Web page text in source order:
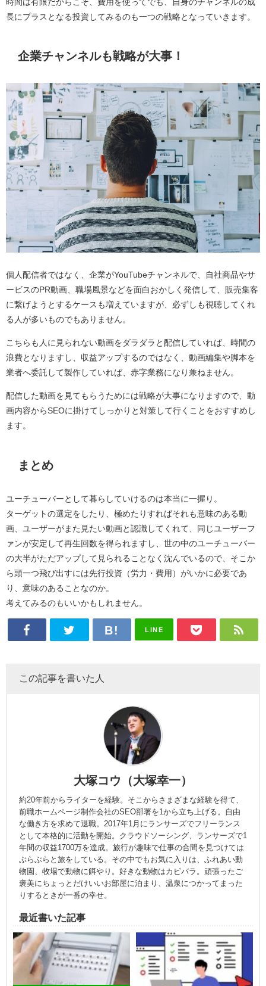
時間は有限だからこそ、費用を使ってでも、自身のチャンネルの成
長にプラスとなる投資してみるのも一つの戦略となっていきます。
企業チャンネルも戦略が大事！
個人配信者ではなく、企業がYouTubeチャンネルで、自社商品やサ
ービスのPR動画、職場風景などを面白おかしく発信して、販売集客
に繋げようとするケースも増えていますが、必ずしも視聴してくれ
る人が多いものでもありません。
こちらも人に見られない動画をダラダラと配信していれば、時間の
浪費となりますし、収益アップするのではなく、動画編集や脚本を
業者へ委託して製作していれば、赤字業務になり兼ねません。
配信した動画を見てもらうためには戦略が大事になりますので、動
画内容からSEOに掛けてしっかりと対策して行くことをおすすめし
ます。
まとめ
ユーチューバーとして暮らしていけるのは本当に一握り。
ターゲットの選定をしたり、極めたりすればそれも意味のある動
画、ユーザーがまた見たい動画と認識してくれて、同じユーザーフ
ァンが安定して再生回数を得られますし、世の中のユーチューバー
の大半がただアップして見られることなく沈んでいるので、そこか
ら頭一つ飛び出すには先行投資（労力・費用）がいかに必要であ
り、意味のあることなのか。
考えてみるのもいいかもしれません。
LINE
この記事を書いた人
大塚コウ（大塚幸一）
約20年前からライターを経験。そこからさまざまな経験を得て、
前職ホームページ制作会社のSEO部署を1から立ち上げる。自由
な働き方を求めて退職。2017年1月にランサーズでフリーランス
として本格的に活動を開始。クラウドソーシング、ランサーズで1
年間の収益1700万を達成。旅行が趣味で仕事の合間を見つけては
ぶらぶらと旅をしている。その中でもお気に入りは、ふれあい動
物園、牧場で動物に餌やり。好きな動物はカピバラ。頑張ったご
褒美にちょっとだけいいお部屋に泊まり、温泉につかってまった
りするときが一番の幸せ。
最近書いた記事